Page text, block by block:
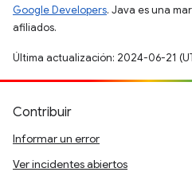
Google Developers. Java es una
afiliados.
Última actualización: 2024-06-21
Contribuir
Informar un error
Ver incidentes abiertos